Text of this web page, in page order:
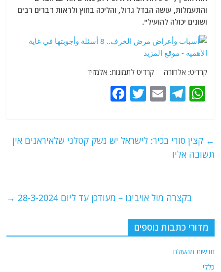
והתעמלות, עושה הבדל גדול, והליכה בחוץ ולראות דברים רבים
ושונים יכולה להועיל".
קרדיט: אלחורה קרדיט לתמונות: אלמזיד
W
s
A
T
g
E
l
T
er
e
k
← קצין סורי בכיר: לישראל יש נשק קטלני שלאיראנים אין
תשובה אליו
בקצרה מול אויבינו – מעודכן עד ליום 28-3-2024 →
מדורי כתבות נוספים
חדשות מהעולם
כללי